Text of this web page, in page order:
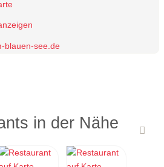
blauen-see.de
in der Nähe